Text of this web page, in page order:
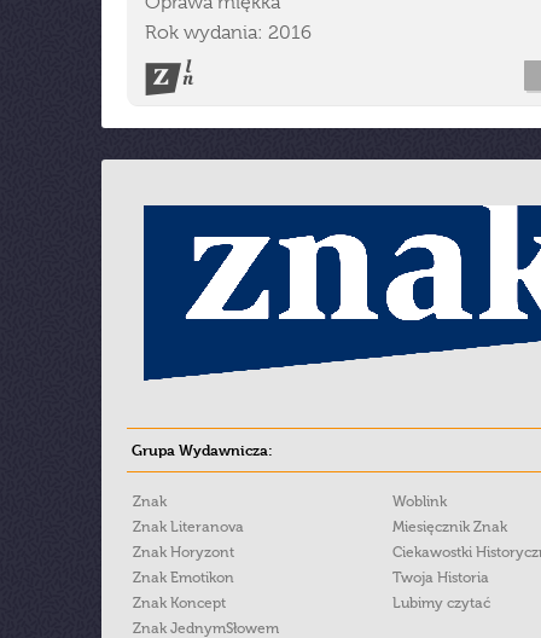
Rok wydania: 2016
Grupa Wydawnicza:
Znak
Znak Literanova
Znak Horyzont
Znak Emotikon
Znak Koncept
Znak JednymSłowem
Woblink
Miesięcznik Znak
Ciekawostki
Twoja Historia
Lubimy czytać